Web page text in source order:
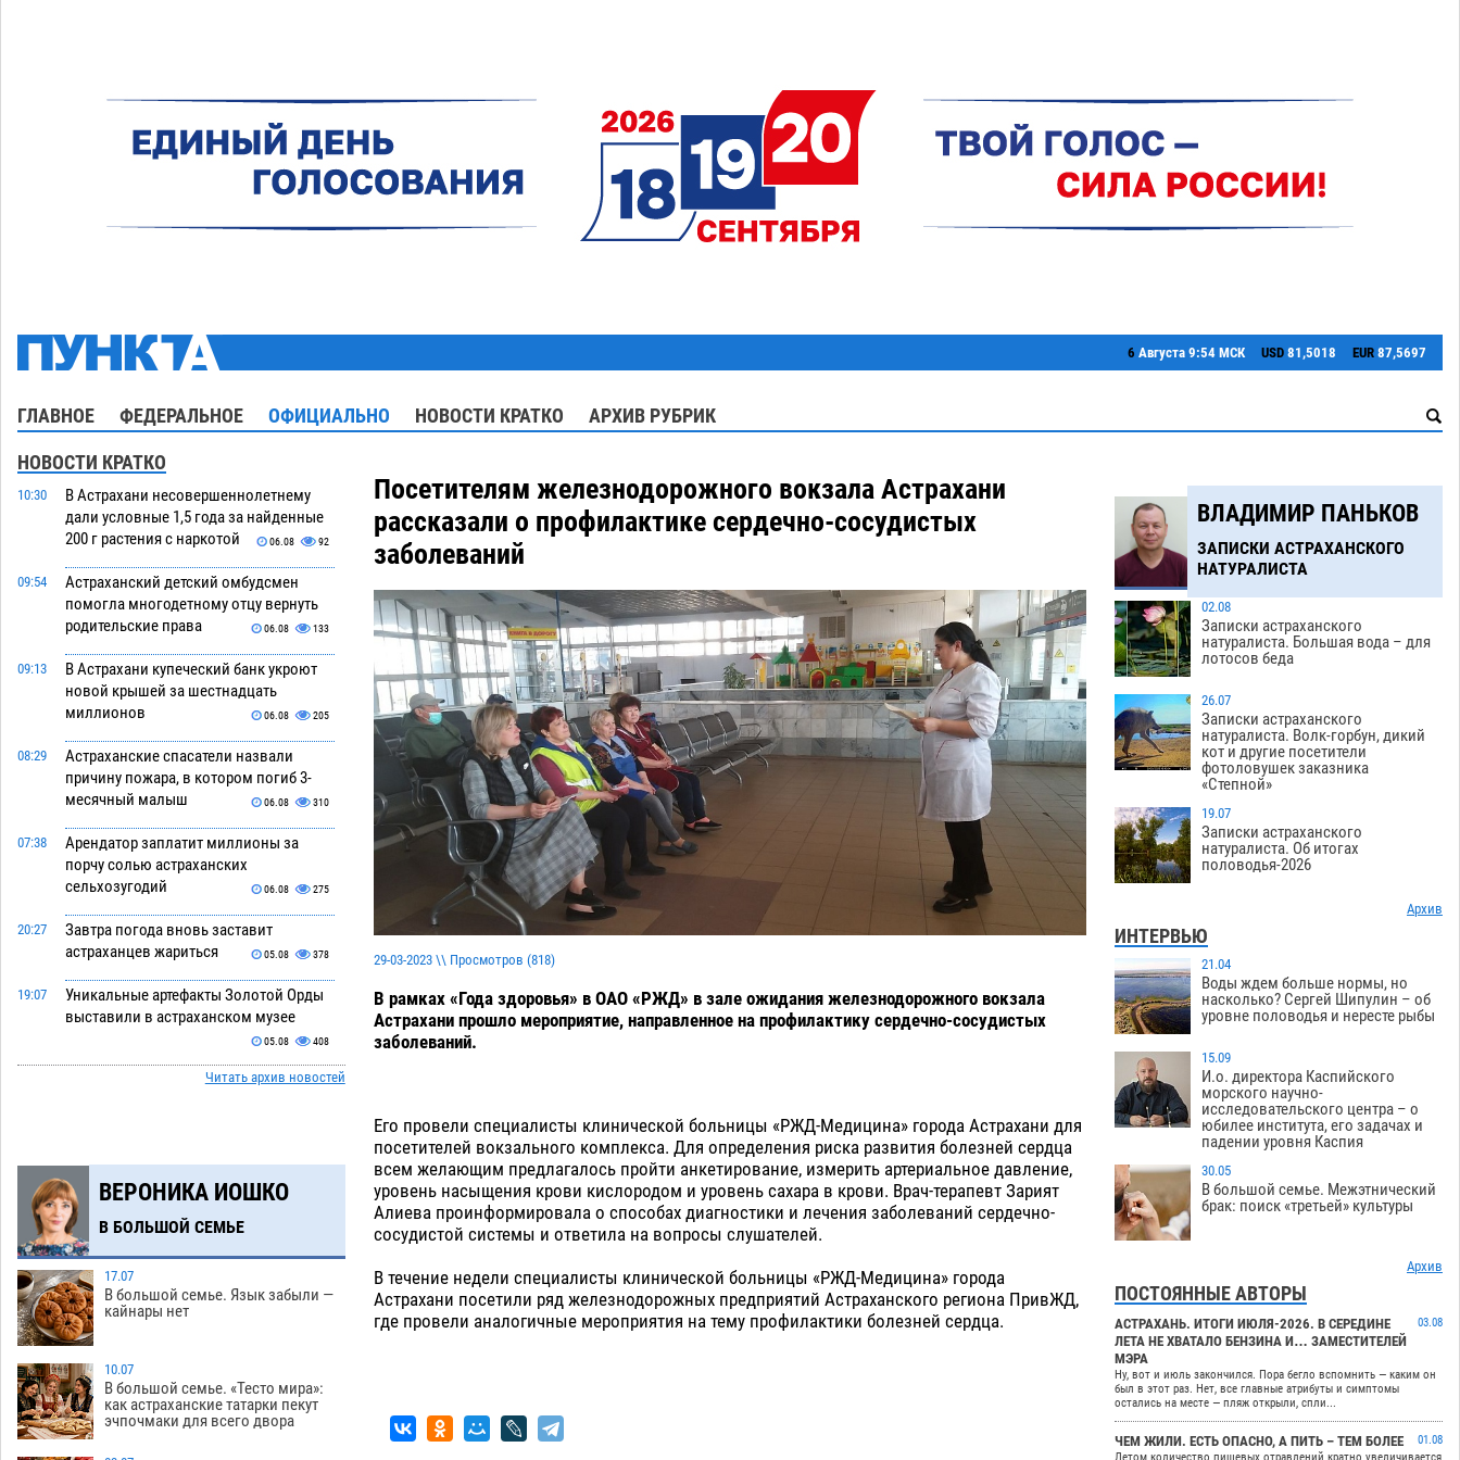
6 Августа 9:54 МСК USD 81,5018 EUR 87,5697
ГЛАВНОЕ ФЕДЕРАЛЬНОЕ ОФИЦИАЛЬНО НОВОСТИ КРАТКО АРХИВ РУБРИК
НОВОСТИ КРАТКО
10:30
В Астрахани несовершеннолетнему
дали условные 1,5 года за найденные
200 г растения с наркотой
06.08 92
09:54
Астраханский детский омбудсмен
помогла многодетному отцу вернуть
родительские права
06.08 133
09:13
В Астрахани купеческий банк укроют
новой крышей за шестнадцать
миллионов
06.08 205
08:29
Астраханские спасатели назвали
причину пожара, в котором погиб 3-
месячный малыш
06.08 310
07:38
Арендатор заплатит миллионы за
порчу солью астраханских
сельхозугодий
06.08 275
20:27
Завтра погода вновь заставит
астраханцев жариться
05.08 378
19:07
Уникальные артефакты Золотой Орды
выставили в астраханском музее
05.08 408
Маленькую девочку увезли в больницу
16:31
Всероссийская летняя перепись
воробьев стартует в Астрахани
15:58
Астраханские пожарные поезда с
начала года десять раз выезжали на
борьбу с огнем
05.08 386
15:14
Гость из Чечни утонул в реке под
Астраханью
14:38
Попытка спасти знакомого привела
трех астраханок под уголовную статью
Читать архив новостей
ВЕРОНИКА ИОШКО
В БОЛЬШОЙ СЕМЬЕ
17.07
В большой семье. Язык забыли —
кайнары нет
10.07
В большой семье. «Тесто мира»:
как астраханские татарки пекут
эчпочмаки для всего двора
Посетителям железнодорожного вокзала Астрахани
рассказали о профилактике сердечно-сосудистых
заболеваний
29-03-2023 \\ Просмотров (818)
В рамках «Года здоровья» в ОАО «РЖД» в зале ожидания железнодорожного вокзала
Астрахани прошло мероприятие, направленное на профилактику сердечно-сосудистых
заболеваний.
Его провели специалисты клинической больницы «РЖД-Медицина» города Астрахани для
посетителей вокзального комплекса. Для определения риска развития болезней сердца
всем желающим предлагалось пройти анкетирование, измерить артериальное давление,
уровень насыщения крови кислородом и уровень сахара в крови. Врач-терапевт Зарият
Алиева проинформировала о способах диагностики и лечения заболеваний сердечно-
сосудистой системы и ответила на вопросы слушателей.
В течение недели специалисты клинической больницы «РЖД-Медицина» города
Астрахани посетили ряд железнодорожных предприятий Астраханского региона ПривЖД,
где провели аналогичные мероприятия на тему профилактики болезней сердца.
ВЛАДИМИР ПАНЬКОВ
ЗАПИСКИ АСТРАХАНСКОГО
НАТУРАЛИСТА
02.08
Записки астраханского
натуралиста. Большая вода – для
лотосов беда
26.07
Записки астраханского
натуралиста. Волк-горбун, дикий
кот и другие посетители
фотоловушек заказника
«Степной»
19.07
Записки астраханского
натуралиста. Об итогах
половодья-2026
Архив
ИНТЕРВЬЮ
21.04
Воды ждем больше нормы, но
насколько? Сергей Шипулин – об
уровне половодья и нересте рыбы
15.09
И.о. директора Каспийского
морского научно-
исследовательского центра – о
юбилее института, его задачах и
падении уровня Каспия
30.05
В большой семье. Межэтнический
брак: поиск «третьей» культуры
Архив
ПОСТОЯННЫЕ АВТОРЫ
АСТРАХАНЬ. ИТОГИ ИЮЛЯ-2026. В СЕРЕДИНЕ
ЛЕТА НЕ ХВАТАЛО БЕНЗИНА И… ЗАМЕСТИТЕЛЕЙ
МЭРА
03.08
Ну, вот и июль закончился. Пора бегло вспомнить — каким он
был в этот раз. Нет, все главные атрибуты и симптомы
остались на месте — пляж открыли, спли...
ЧЕМ ЖИЛИ. ЕСТЬ ОПАСНО, А ПИТЬ – ТЕМ БОЛЕЕ
01.08